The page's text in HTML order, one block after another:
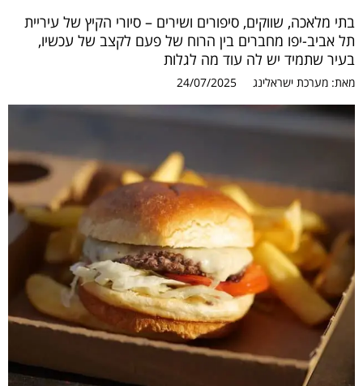
בתי מלאכה, שווקים, סיפורים ושירים – סיורי הקיץ של עיריית
תל אביב-יפו מחברים בין הרוח של פעם לקצב של עכשיו,
בעיר שתמיד יש לה עוד מה לגלות
מאת: מערכת ישראלינג 24/07/2025